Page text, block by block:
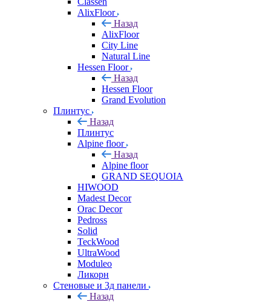
AlixFloor
Назад
AlixFloor
City Line
Natural Line
Hessen Floor
Назад
Hessen Floor
Grand Evolution
Плинтус
Назад
Плинтус
Alpine floor
Назад
Alpine floor
GRAND SEQUOIA
HIWOOD
Madest Decor
Orac Decor
Pedross
Solid
TeckWood
UltraWood
Moduleo
Ликорн
Стеновые и 3д панели
Назад